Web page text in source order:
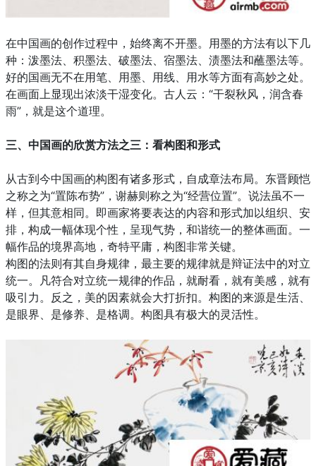
在中国画的创作过程中，始终离不开墨。用墨的方法有以下几
种：泼墨法、积墨法、破墨法、宿墨法、渍墨法和蘸墨法等。
好的国画无不在用笔、用墨、用线、用水等方面有高妙之处。
在画面上显现出浓淡干湿变化。古人云：“干裂秋风，润含春
雨”，就是这个道理。
三、 中国画的欣赏方法之三： 看构图和形式
从古到今中国画的构图有诸多形式，自成章法布局。东晋顾恺
之称之为“置陈布势”，谢赫则称之为“经营位置”。说法虽不一
样，但其意相同。即画家将要表达的内容和形式加以组织、安
排，构成一幅体现个性，呈现气势，和谐统一的整体画面。一
幅作品的境界高地，奇特平庸，构图非常关键。
构图的法则有其自身规律，最主要的规律就是辩证法中的对立
统一。凡符合对立统一规律的作品，就耐看，就有美感，就有
吸引力。反之，美的因素就会大打折扣。构图的来源是生活、
是眼界、是修养、是格调。构图具有极大的灵活性。